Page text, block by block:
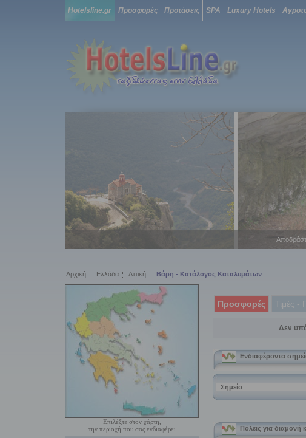
Hotelsline.gr Προσφορές Προτάσεις SPA Luxury Hotels
Αρχική Ελλάδα Αττική Βάρη - Κατάλογος Καταλυμάτων
Επιλέξτε στον χάρτη,
την περιοχή που σας ενδιαφέρει
Προσφορές Τιμές -
Δεν